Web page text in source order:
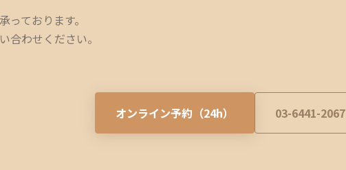
ております。
合わせください。
オンライン予約（24h） 03-6441-2067